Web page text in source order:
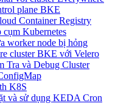
plane BKE
Container Registry
Kubernetes
worker node bị hỏng
cluster BKE với Velero
Tra và Debug Cluster
K8S
và sử dụng KEDA Cron